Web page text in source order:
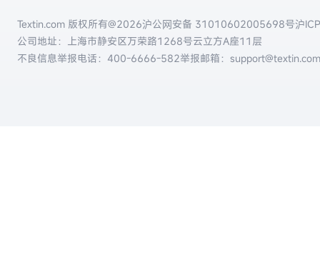
Textin.com 版权所有@2026沪公网安备 31010602005698号沪
公司地址：上海市静安区万荣路1268号云立方A座11层
不良信息举报电话： 400-6666-582举报邮箱：support@textin.com